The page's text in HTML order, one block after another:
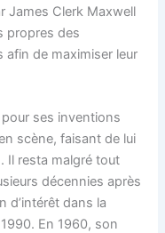
James Clerk Maxwell
propres des
de maximiser leur
ses inventions
scène, faisant de lui
Il resta malgré tout
décennies après
d’intérêt dans la
En 1960, son